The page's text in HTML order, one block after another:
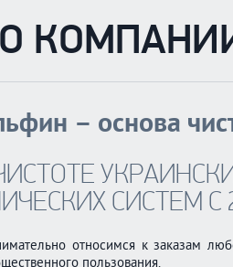
О
– основа
СИСТЕМ С
относимся к заказам